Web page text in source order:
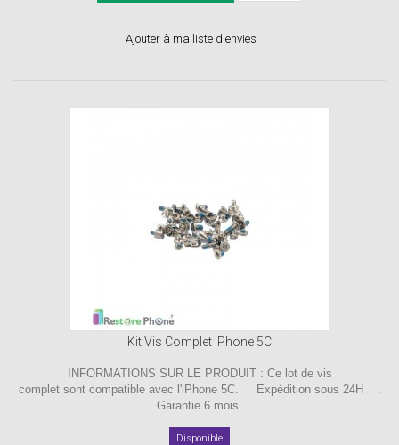
Ajouter à ma liste d'envies
Kit Vis Complet iPhone 5C
INFORMATIONS SUR LE PRODUIT : Ce lot de vis
complet sont compatible avec l'iPhone 5C. Expédition sous 24H .
Garantie 6 mois.
Disponible